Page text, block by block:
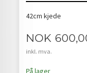
42cm kjede
Pris
NOK
inkl. mva.
På lager